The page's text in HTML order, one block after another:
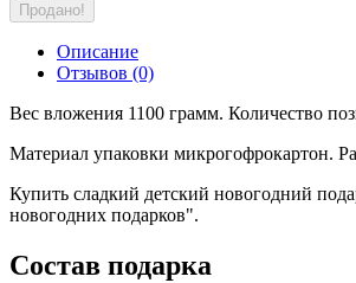
Продано!
Описание
Отзывов (0)
Вес вложения 1100 грамм. Количество
Материал упаковки микрогофрокартон.
Купить сладкий детский новогодний
новогодних подарков".
Состав подарка